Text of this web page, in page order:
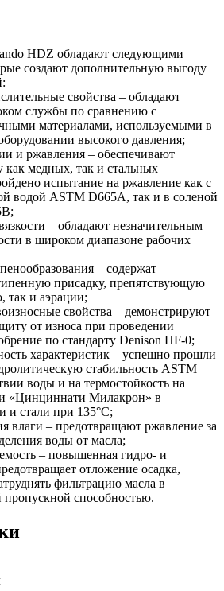
HDZ обладают следующими
создают дополнительную выгоду
свойства – обладают
службы по сравнению с
материалами, используемыми в
высокого давления;
и ржавления – обеспечивают
как медных, так и стальных
испытание на ржавление как с
водой ASTM D665A, так и в соленой
– обладают незначительным
в широком диапазоне рабочих
– содержат
присадку, препятствующую
так и аэрации;
свойства – демонстрируют
от износа при проведении
по стандарту Denison HF-0;
характеристик – успешно прошли
стабильность ASTM
воды и на термостойкость на
«Цинциннати Милакрон» в
и стали при 135°C;
влаги – предотвращают ржавление за
воды от масла;
– повышенная гидро- и
отложение осадка,
фильтрацию масла в
пропускной способностью.